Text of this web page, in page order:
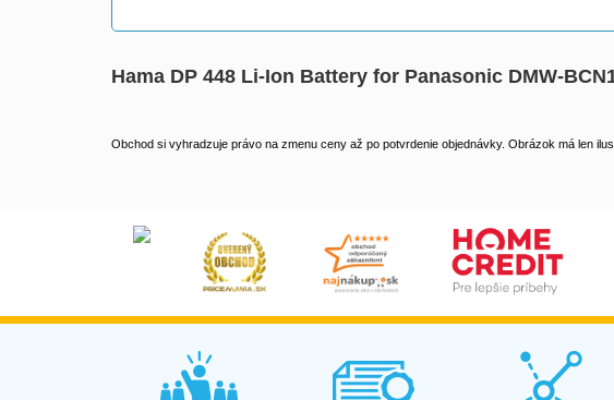
Hama DP 448 Li-Ion Battery for Panasonic DMW-
Obchod si vyhradzuje právo na zmenu ceny až po potvrdenie objednávky. Obrázok má len